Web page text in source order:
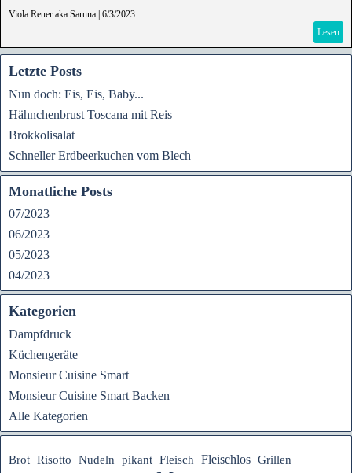
Viola Reuer aka Saruna 6/3/2023
Lesen
Letzte Posts
Nun doch: Eis, Eis, Baby...
Hähnchenbrust Toscana mit Reis
Brokkolisalat
Schneller Erdbeerkuchen vom Blech
Monatliche Posts
07/2023
06/2023
05/2023
04/2023
Kategorien
Dampfdruck
Küchengeräte
Monsieur Cuisine Smart
Monsieur Cuisine Smart Backen
Alle Kategorien
Brot Risotto Nudeln pikant Fleisch Fleischlos Grillen